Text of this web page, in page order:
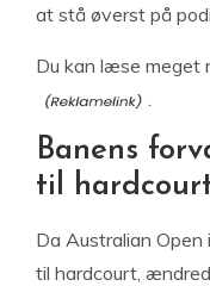
at stå øverst på
Du kan læse meget
Banens
til
Da Australian
til hardcourt,